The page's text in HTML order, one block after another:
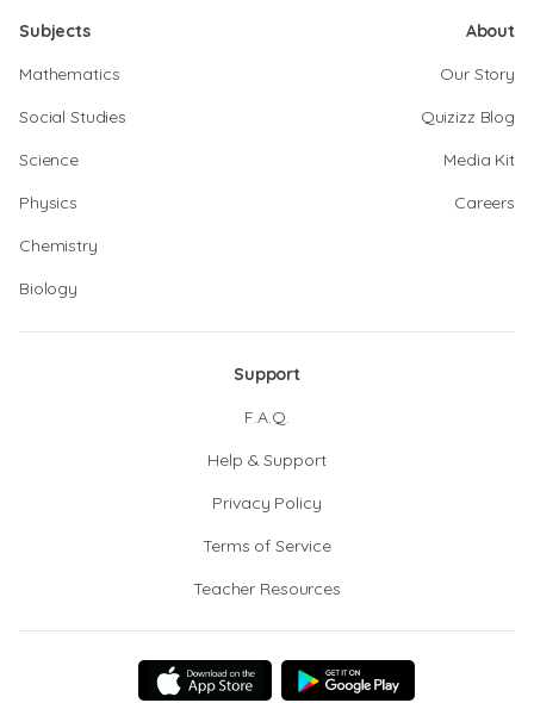
Subjects
Mathematics
Social Studies
Science
Physics
Chemistry
Biology
About
Our Story
Quizizz Blog
Media Kit
Careers
Support
F.A.Q.
Help & Support
Privacy Policy
Terms of Service
Teacher Resources